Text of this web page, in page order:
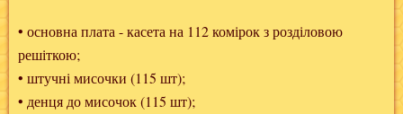
• основна плата - касета на 112 комірок з розділовою
решіткою;
• штучні мисочки (115 шт);
• денця до мисочок (115 шт);